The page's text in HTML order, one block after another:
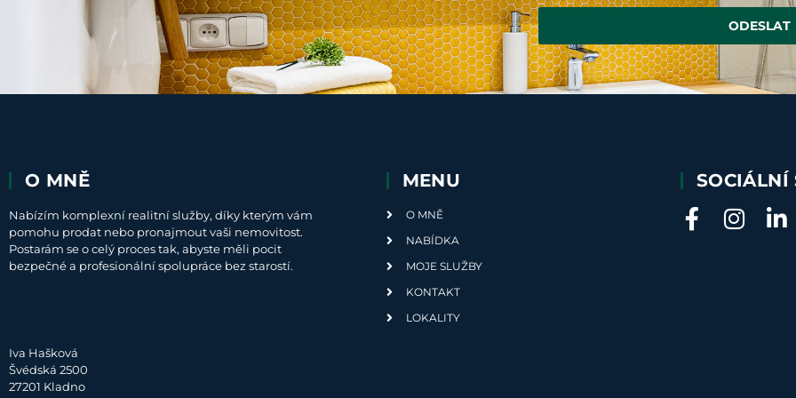
ODESLAT
O MNĚ
Nabízím komplexní realitní služby, díky kterým vám
pomohu prodat nebo pronajmout vaši nemovitost.
Postarám se o celý proces tak, abyste měli pocit
bezpečné a profesionální spolupráce bez starostí.
Iva Hašková
Švédská 2500
27201 Kladno
MENU
O MNĚ
NABÍDKA
MOJE SLUŽBY
KONTAKT
LOKALITY
SOCIÁLNÍ